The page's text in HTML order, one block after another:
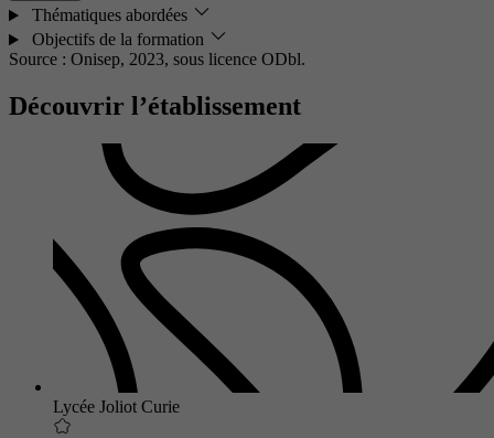
Thématiques abordées
Objectifs de la formation
Source : Onisep, 2023, sous licence ODbl.
Découvrir l’établissement
Lycée Joliot Curie